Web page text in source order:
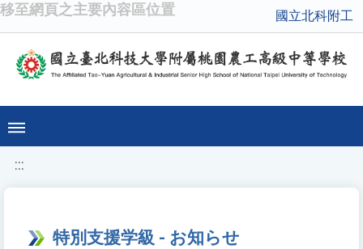
移至網頁之主要內容區位置 國立北科附工
:::
特別支援学級 - お知らせ